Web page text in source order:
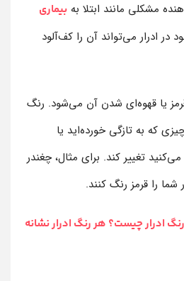
مشکلی مانند ابتلا به بیماری
در ادرار می‌تواند آن را کف‌آلود
یا قهوه‌ای شدن آن می‌شود. رنگ
که به تازگی خورده‌اید یا
تغییر کند. برای مثال، چغندر
را قرمز رنگ کنند.
ادرار چیست؟ هر رنگ ادرار نشانه